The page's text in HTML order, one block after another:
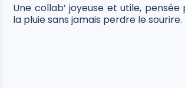
Une collab’ joyeuse et utile,
la pluie sans jamais perdre le sourire.